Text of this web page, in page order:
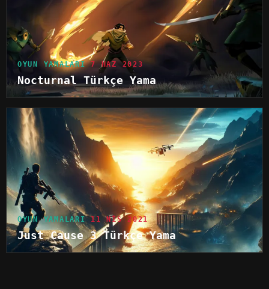
OYUN YAMALARI 7 HAZ 2023
Nocturnal Türkçe Yama
OYUN YAMALARI 11 NIS 2021
Just Cause 3 Türkçe Yama